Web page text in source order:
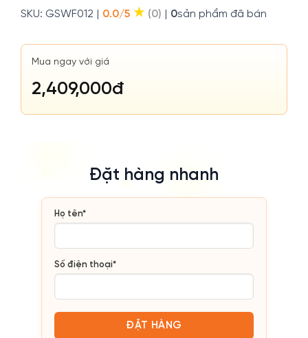
SKU: GSWF012 0.0/5 ★ (0) 0sản phẩm đã bán
Mua ngay với giá
2,409,000đ
Đặt hàng nhanh
Họ tên*
Số điện thoại*